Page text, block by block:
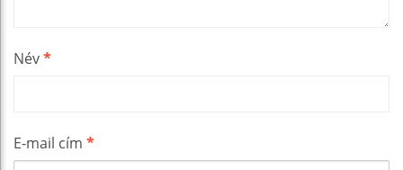
Név*
E-mail cím *